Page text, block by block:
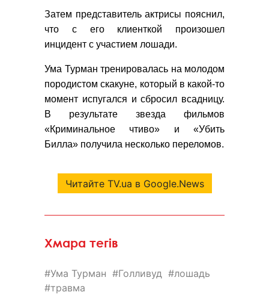
Затем представитель актрисы пояснил,
что с его клиенткой произошел
инцидент с участием лошади.
Ума Турман тренировалась на молодом
породистом скакуне, который в какой-то
момент испугался и сбросил всадницу.
В результате звезда фильмов
«Криминальное чтиво» и «Убить
Билла» получила несколько переломов.
Читайте TV.ua в Google.News
Хмара тегів
Ума Турман Голливуд
лошадь
травма